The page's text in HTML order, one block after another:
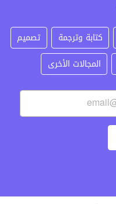
كتابة وترجمة
تصميم
المجالات الأخرى